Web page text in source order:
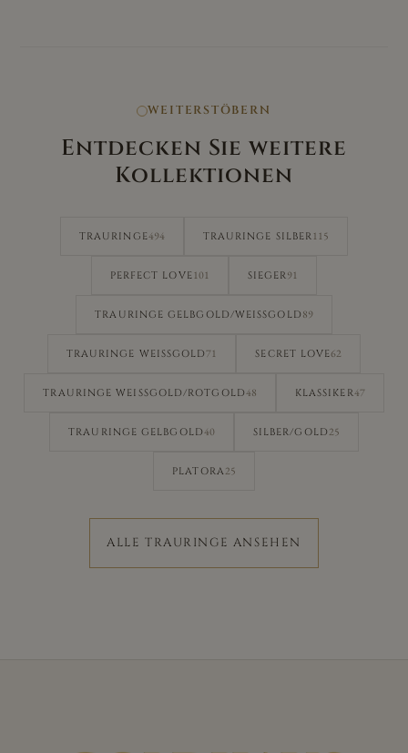
WEITERSTÖBERN
Entdecken Sie weitere
Kollektionen
TRAURINGE494 TRAURINGE SILBER 115
PERFECT LOVE 101 SIEGER91
TRAURINGE GELBGOLD/WEISSGOLD 89
TRAURINGE WEISSGOLD 71 SECRET LOVE62
TRAURINGE WEISSGOLD/ROTGOLD 48 KLASSIKER47
TRAURINGE GELBGOLD40 SILBER/GOLD 25
PLATORA25
ALLE TRAURINGE ANSEHEN